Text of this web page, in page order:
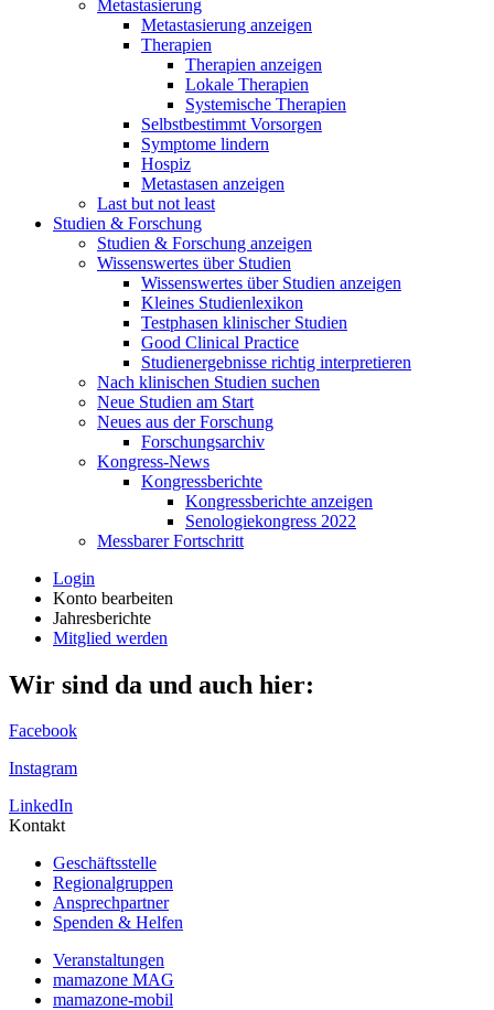
Metastasierung
Metastasierung anzeigen
Therapien
Therapien anzeigen
Lokale Therapien
Systemische Therapien
Selbstbestimmt Vorsorgen
Symptome lindern
Hospiz
Metastasen anzeigen
Last but not least
Studien & Forschung
Studien & Forschung anzeigen
Wissenswertes über Studien
Wissenswertes über Studien anzeigen
Kleines Studienlexikon
Testphasen klinischer Studien
Good Clinical Practice
Studienergebnisse richtig interpretieren
Nach klinischen Studien suchen
Neue Studien am Start
Neues aus der Forschung
Forschungsarchiv
Kongress-News
Kongressberichte
Kongressberichte anzeigen
Senologiekongress 2022
Messbarer Fortschritt
Login
Konto bearbeiten
Jahresberichte
Mitglied werden
Wir sind da und auch hier:
Facebook
Instagram
LinkedIn
Kontakt
Geschäftsstelle
Regionalgruppen
Ansprechpartner
Spenden & Helfen
Veranstaltungen
mamazone MAG
mamazone-mobil